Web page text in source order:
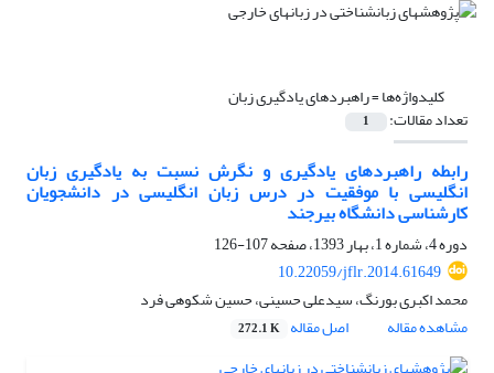
کلیدواژه‌ها =راهبردهای یادگیری زبان
تعداد مقالات: 1
رابطه راهبردهای یادگیری و نگرش نسبت به یادگیری زبان
انگلیسی با موفقیت در درس زبان انگلیسی در دانشجویان
کارشناسی دانشگاه بیرجند
دوره 4، شماره 1، بهار 1393، صفحه
107-126
10.22059/jflr.2014.61649
محمد اکبری بورنگ، سیدعلی حسینی، حسین شکوهی فرد
مشاهده مقاله
اصل مقاله 272.1 K